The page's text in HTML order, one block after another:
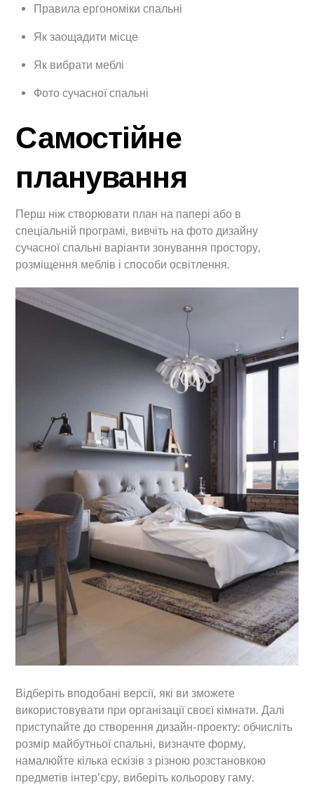
Правила ергономіки спальні
Як заощадити місце
Як вибрати меблі
Фото сучасної спальні
Самостійне
планування
Перш ніж створювати план на папері або в
спеціальній програмі, вивчіть на фото дизайну
сучасної спальні варіанти зонування простору,
розміщення меблів і способи освітлення.
Відберіть вподобані версії, які ви зможете
використовувати при організації своєї кімнати. Далі
приступайте до створення дизайн-проекту: обчисліть
розмір майбутньої спальні, визначте форму,
намалюйте кілька ескізів з різною розстановкою
предметів інтер’єру, виберіть кольорову гаму.